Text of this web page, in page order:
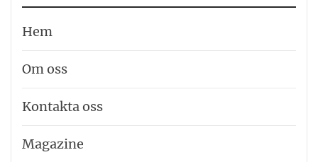
Hem
Om oss
Kontakta oss
Magazine